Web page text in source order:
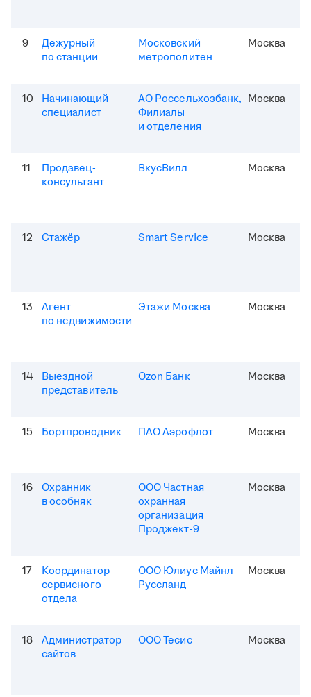
9
Дежурный
по станции
Московский
метрополитен
Москва
10
Начинающий
специалист
АО Россельхозбанк,
Филиалы
и отделения
Москва
11
Продавец-
консультант
ВкусВилл Москва
12 Стажёр Smart Service Москва
13
Агент
по недвижимости
Этажи Москва Москва
14
Выездной
представитель
Ozon Банк Москва
15 Бортпроводник ПАО Аэрофлот Москва
16
Охранник
в особняк
ООО Частная
охранная
организация
Проджект-9
Москва
17
Координатор
сервисного
отдела
ООО Юлиус Майнл
Руссланд
Москва
18
Администратор
сайтов
ООО Тесис Москва